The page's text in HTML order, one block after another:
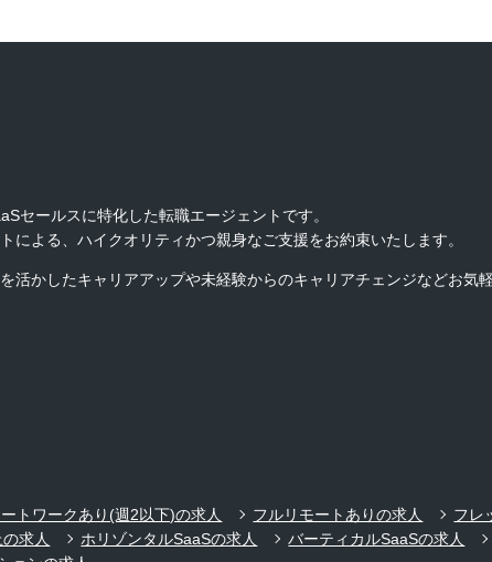
セールスに特化した転職エージェントです。
による、ハイクオリティかつ親身なご支援をお約束いたします。
活かしたキャリアアップや未経験からのキャリアチェンジなどお気
ートワークあり(週2以下)の求人 フルリモートありの求人
フレ
求人 ホリゾンタルSaaSの求人 バーティカルSaaSの求人